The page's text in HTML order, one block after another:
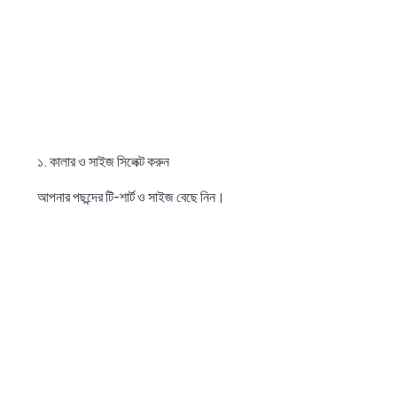
১. কালার ও সাইজ সিলেক্ট করুন
আপনার পছন্দের টি-শার্ট ও সাইজ বেছে নিন।